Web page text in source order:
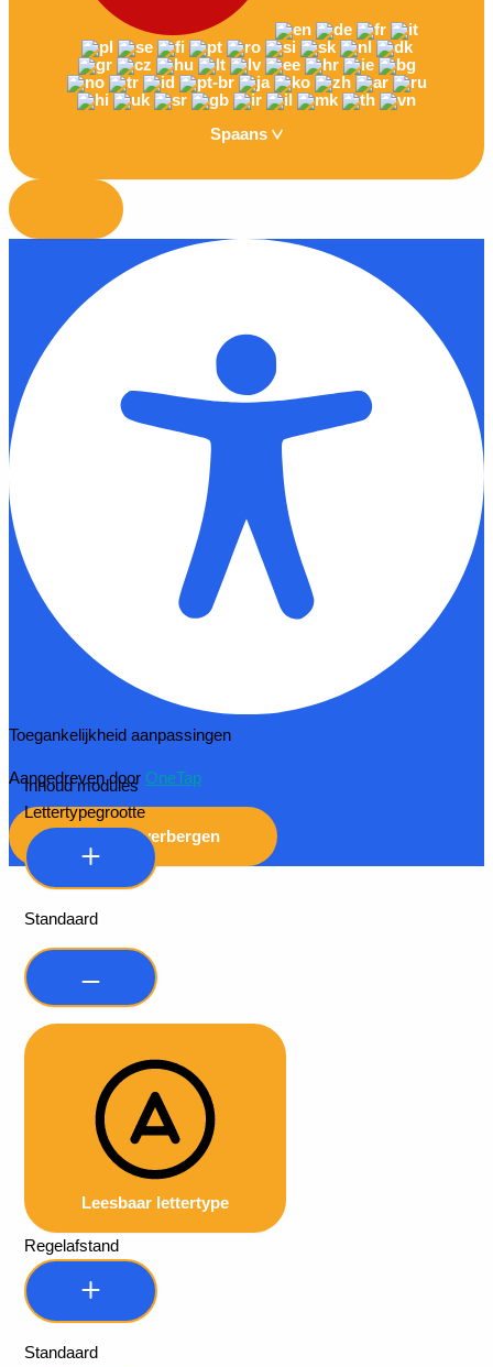
Spaans
Toegankelijkheid aanpassingen
Aangedreven door OneTap
Werkbalk verbergen
Inhoud modules
Lettertypegrootte
Standaard
Leesbaar lettertype
Regelafstand
Standaard